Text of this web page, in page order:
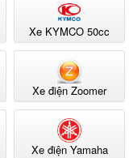
Xe KYMCO 50cc
Xe điện Zoomer
Xe điện Yamaha